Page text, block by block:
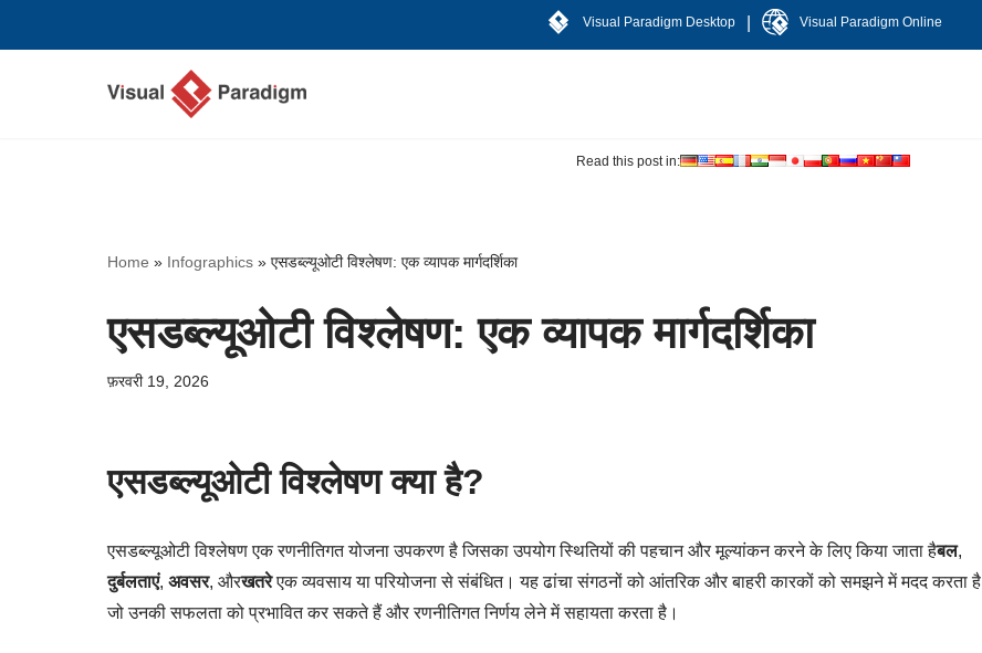
Visual Paradigm Desktop Visual Paradigm Online
Read this post in:
Home » Infographics » एसडब्ल्यूओटी विश्लेषण: एक व्यापक मार्गदर्शिका
एसडब्ल्यूओटी विश्लेषण: एक व्यापक मार्गदर्शिका
फ़रवरी 19, 2026
एसडब्ल्यूओटी विश्लेषण क्या है?
एसडब्ल्यूओटी विश्लेषण एक रणनीतिगत योजना उपकरण है जिसका उपयोग स्थितियों की पहचान और मूल्यांकन करने के लिए किया जाता हैबल,
दुर्बलताएं, अवसर, औरखतरेएक व्यवसाय या परियोजना से संबंधित। यह ढांचा संगठनों को आंतरिक और बाहरी कारकों को समझने में मदद करता है
जो उनकी सफलता को प्रभावित कर सकते हैं और रणनीतिगत निर्णय लेने में सहायता करता है।